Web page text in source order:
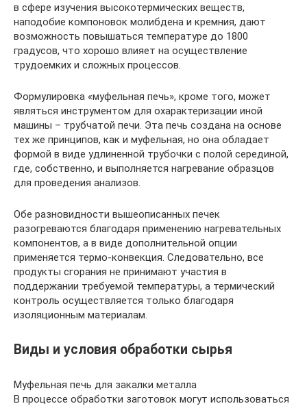
в сфере изучения высокотермических веществ,
наподобие компоновок молибдена и кремния, дают
возможность повышаться температуре до 1800
градусов, что хорошо влияет на осуществление
трудоемких и сложных процессов.
Формулировка «муфельная печь», кроме того, может
являться инструментом для охарактеризации иной
машины – трубчатой печи. Эта печь создана на основе
тех же принципов, как и муфельная, но она обладает
формой в виде удлиненной трубочки с полой серединой,
где, собственно, и выполняется нагревание образцов
для проведения анализов.
Обе разновидности вышеописанных печек
разогреваются благодаря применению нагревательных
компонентов, а в виде дополнительной опции
применяется термо-конвекция. Следовательно, все
продукты сгорания не принимают участия в
поддержании требуемой температуры, а термический
контроль осуществляется только благодаря
изоляционным материалам.
Виды и условия обработки сырья
Муфельная печь для закалки металла
В процессе обработки заготовок могут использоваться